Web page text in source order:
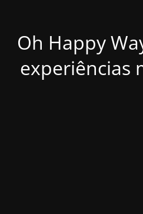
Oh Happy
experiências